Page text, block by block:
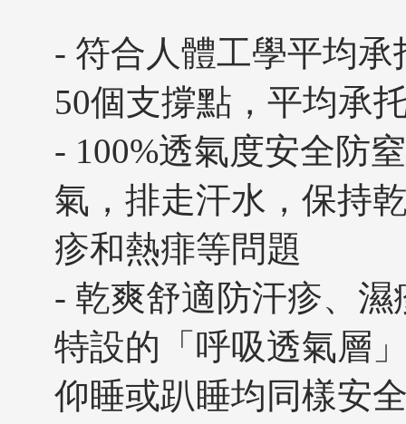
- 符合人體工學平均
50個支撐點，平均承
- 100%透氣度安全防
氣，排走汗水，保持
疹和熱痱等問題
- 乾爽舒適防汗疹、
特設的「呼吸透氣層
仰睡或趴睡均同樣安